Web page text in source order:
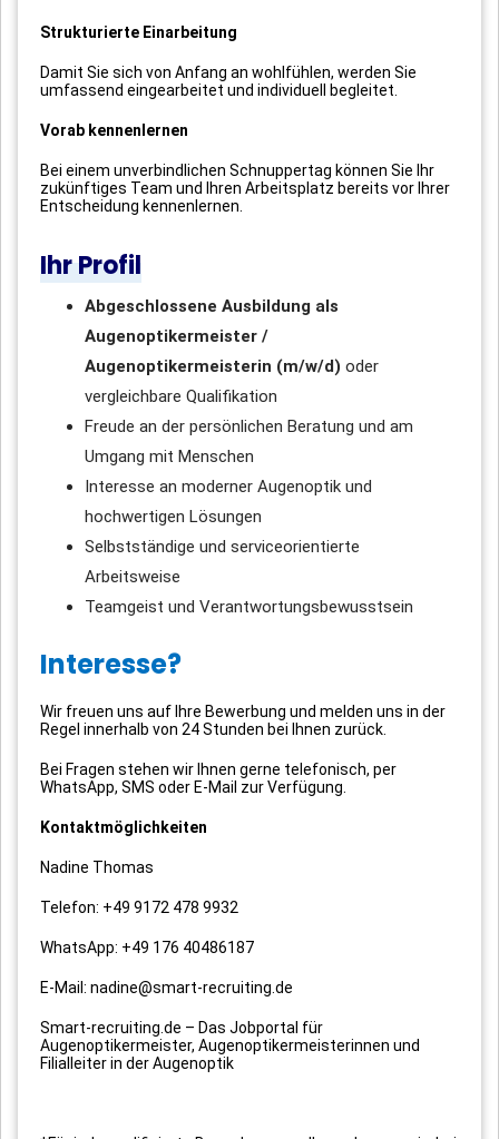
Strukturierte Einarbeitung
Damit Sie sich von Anfang an wohlfühlen, werden Sie
umfassend eingearbeitet und individuell begleitet.
Vorab kennenlernen
Bei einem unverbindlichen Schnuppertag können Sie Ihr
zukünftiges Team und Ihren Arbeitsplatz bereits vor Ihrer
Entscheidung kennenlernen.
Ihr Profil
Abgeschlossene Ausbildung als
Augenoptikermeister /
Augenoptikermeisterin (m/w/d) oder
vergleichbare Qualifikation
Freude an der persönlichen Beratung und am
Umgang mit Menschen
Interesse an moderner Augenoptik und
hochwertigen Lösungen
Selbstständige und serviceorientierte
Arbeitsweise
Teamgeist und Verantwortungsbewusstsein
Interesse?
Wir freuen uns auf Ihre Bewerbung und melden uns in der
Regel innerhalb von 24 Stunden bei Ihnen zurück.
Bei Fragen stehen wir Ihnen gerne telefonisch, per
WhatsApp, SMS oder E-Mail zur Verfügung.
Kontaktmöglichkeiten
Nadine Thomas
Telefon: +49 9172 478 9932
WhatsApp: +49 176 40486187
E-Mail: nadine@smart-recruiting.de
Smart-recruiting.de – Das Jobportal für
Augenoptikermeister, Augenoptikermeisterinnen und
Filialleiter in der Augenoptik